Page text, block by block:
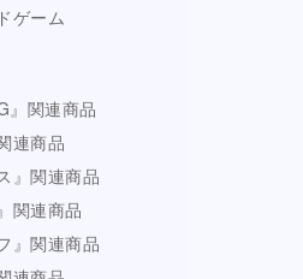
ゲーム
』関連商品
連商品
』関連商品
関連商品
』関連商品